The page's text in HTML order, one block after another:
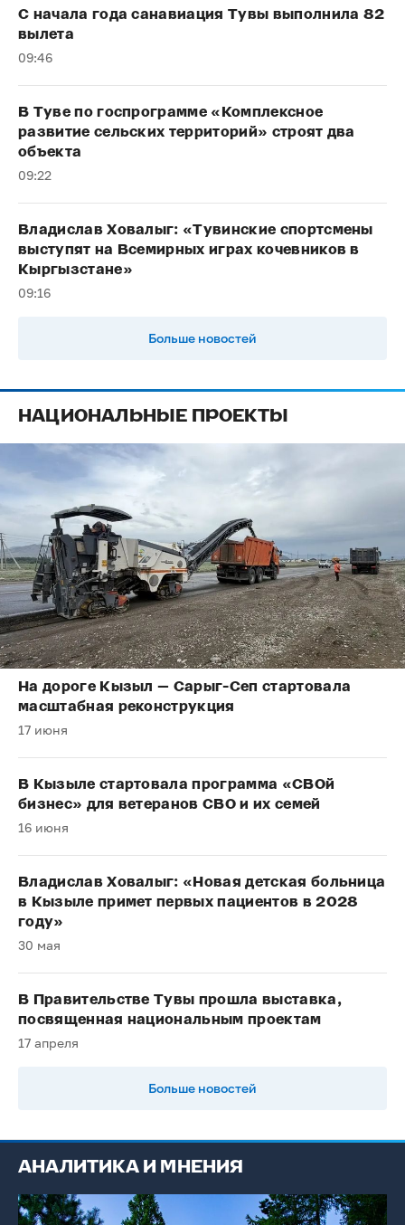
С начала года санавиация Тувы выполнила 82
вылета
09:46
В Туве по госпрограмме «Комплексное
развитие сельских территорий» строят два
объекта
09:22
Владислав Ховалыг: «Тувинские спортсмены
выступят на Всемирных играх кочевников в
Кыргызстане»
09:16
Больше новостей
НАЦИОНАЛЬНЫЕ ПРОЕКТЫ
На дороге Кызыл — Сарыг-Сеп стартовала
масштабная реконструкция
17 июня
В Кызыле стартовала программа «СВОй
бизнес» для ветеранов СВО и их семей
16 июня
Владислав Ховалыг: «Новая детская больница
в Кызыле примет первых пациентов в 2028
году»
30 мая
В Правительстве Тувы прошла выставка,
посвященная национальным проектам
17 апреля
Больше новостей
АНАЛИТИКА И МНЕНИЯ